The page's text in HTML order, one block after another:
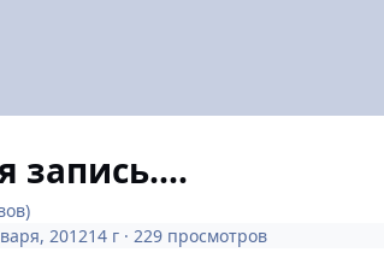
запись....
201214 г· 229 просмотров